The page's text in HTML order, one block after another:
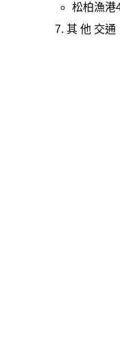
松柏漁港
其 他 交通